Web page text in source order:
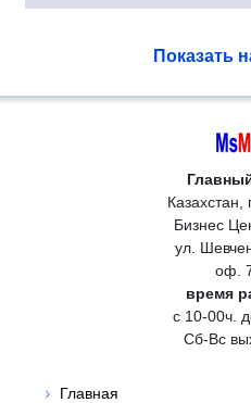
Показать
Казахстан,
Бизнес
ул.
оф.
время
с 10-00ч.
Сб-Вс
Главная